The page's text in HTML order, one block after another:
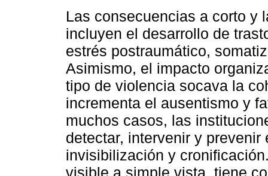
Las consecuencias a corto y
incluyen el desarrollo de
estrés postraumático,
Asimismo, el impacto
tipo de violencia socava la
incrementa el ausentismo y
muchos casos, las
detectar, intervenir y
invisibilización y
visible a simple vista, tiene